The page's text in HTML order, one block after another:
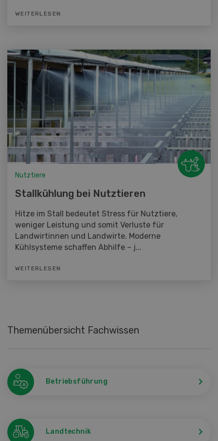
WEITERLESEN
Nutztiere
Stallkühlung bei Nutztieren
Hitze im Stall bedeutet Stress für Nutztiere,
weniger Leistung und somit Verluste für
Landwirtinnen und Landwirte. Moderne
Kühlsysteme schaffen Abhilfe – j...
WEITERLESEN
Themenübersicht Fachwissen
Betriebsführung
Landtechnik